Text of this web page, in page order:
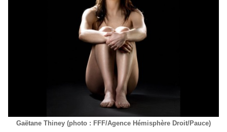
Gaëtane Thiney (photo : FFF/Agence Hémisphère Droit/Pauce)